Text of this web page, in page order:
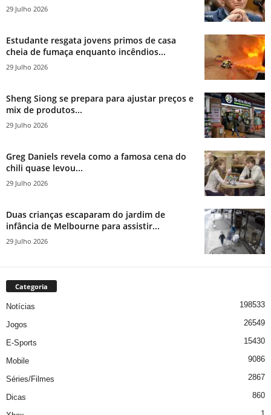
29 Julho 2026
Estudante resgata jovens primos de casa
cheia de fumaça enquanto incêndios...
29 Julho 2026
Sheng Siong se prepara para ajustar preços e
mix de produtos...
29 Julho 2026
Greg Daniels revela como a famosa cena do
chili quase levou...
29 Julho 2026
Duas crianças escaparam do jardim de
infância de Melbourne para assistir...
29 Julho 2026
Categoria
Notícias 198533
Jogos 26549
E-Sports 15430
Mobile 9086
Séries/Filmes 2867
Dicas 860